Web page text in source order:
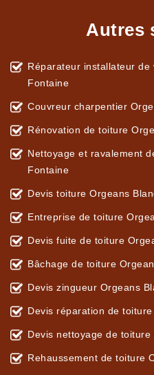
Autres
Réparateur installateur de
Fontaine
Couvreur charpentier
Rénovation de toiture
Nettoyage et ravalement
Fontaine
Devis toiture Orgeans
Entreprise de toiture
Devis fuite de toiture
Bâchage de toiture
Devis zingueur Orgeans
Devis réparation de
Devis nettoyage de
Rehaussement de toiture